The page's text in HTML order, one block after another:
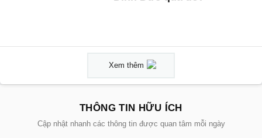
Xem thêm
THÔNG TIN HỮU ÍCH
Cập nhật nhanh các thông tin được quan tâm mỗi ngày